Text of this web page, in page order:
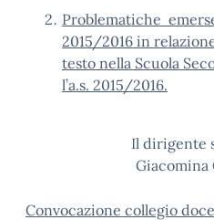
Problematiche
2015/2016 in
testo nella Scuola
l’a.s. 2015/2016.
Il dirigente
Giacomina
Convocazione collegio